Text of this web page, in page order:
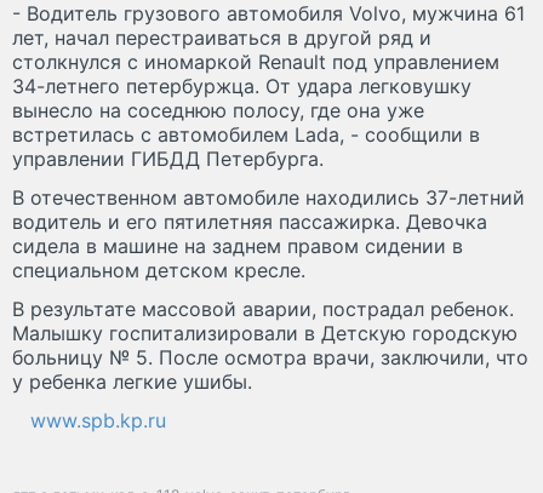
- Водитель грузового автомобиля Volvo, мужчина 61
лет, начал перестраиваться в другой ряд и
столкнулся с иномаркой Renault под управлением
34-летнего петербуржца. От удара легковушку
вынесло на соседнюю полосу, где она уже
встретилась с автомобилем Lada, - сообщили в
управлении ГИБДД Петербурга.
В отечественном автомобиле находились 37-летний
водитель и его пятилетняя пассажирка. Девочка
сидела в машине на заднем правом сидении в
специальном детском кресле.
В результате массовой аварии, пострадал ребенок.
Малышку госпитализировали в Детскую городскую
больницу № 5. После осмотра врачи, заключили, что
у ребенка легкие ушибы.
www.spb.kp.ru